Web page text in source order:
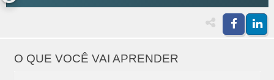
O QUE VOCÊ VAI APRENDER